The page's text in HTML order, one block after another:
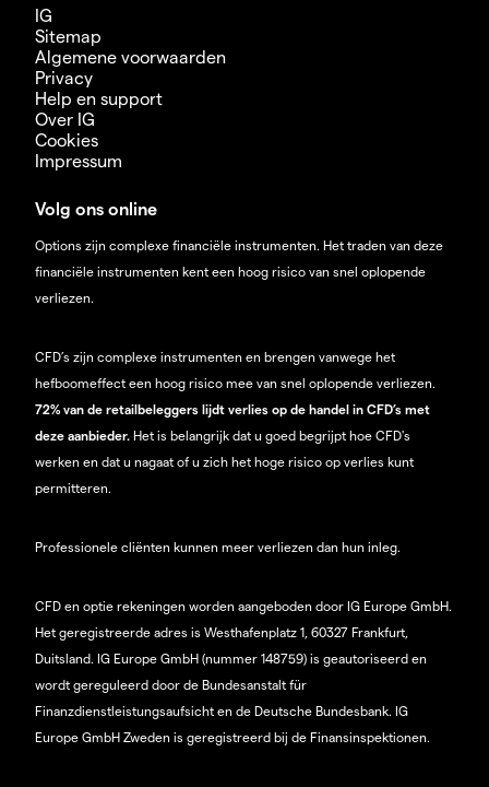
IG
Sitemap
Algemene voorwaarden
Privacy
Help en support
Over IG
Cookies
Impressum
Volg ons online
Options zijn complexe financiële instrumenten. Het traden van deze
financiële instrumenten kent een hoog risico van snel oplopende
verliezen.
CFD’s zijn complexe instrumenten en brengen vanwege het
hefboomeffect een hoog risico mee van snel oplopende verliezen.
72% van de retailbeleggers lijdt verlies op de handel in CFD’s met
deze aanbieder. Het is belangrijk dat u goed begrijpt hoe CFD's
werken en dat u nagaat of u zich het hoge risico op verlies kunt
permitteren.
Professionele cliënten kunnen meer verliezen dan hun inleg.
CFD en optie rekeningen worden aangeboden door IG Europe GmbH.
Het geregistreerde adres is Westhafenplatz 1, 60327 Frankfurt,
Duitsland. IG Europe GmbH (nummer 148759) is geautoriseerd en
wordt gereguleerd door de Bundesanstalt für
Finanzdienstleistungsaufsicht en de Deutsche Bundesbank. IG
Europe GmbH Zweden is geregistreerd bij de Finansinspektionen.